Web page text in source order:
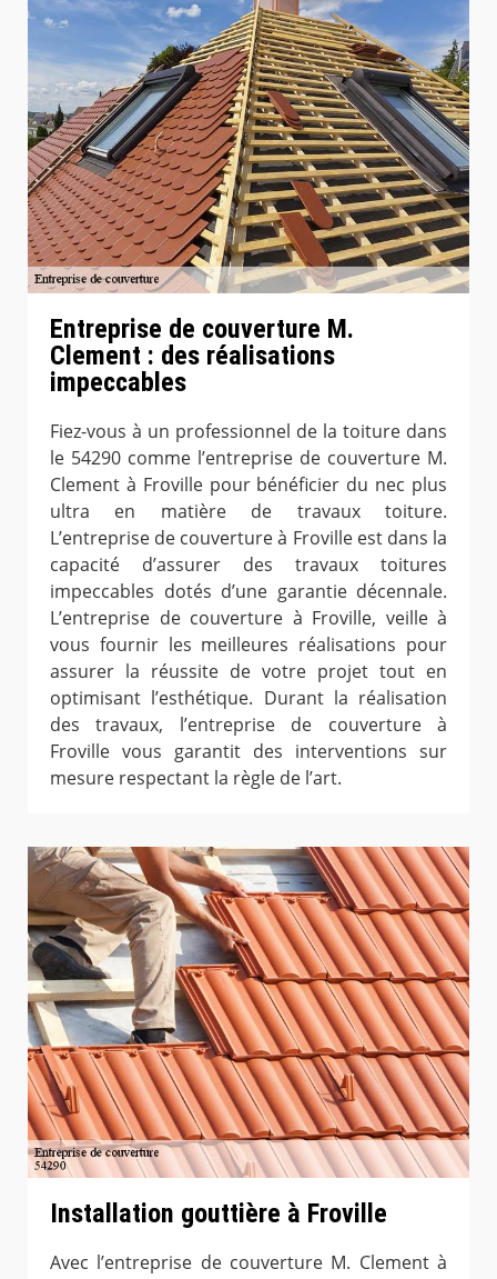
Entreprise de couverture M.
Clement : des réalisations
impeccables
Fiez-vous à un professionnel de la toiture dans
le 54290 comme l’entreprise de couverture M.
Clement à Froville pour bénéficier du nec plus
ultra en matière de travaux toiture.
L’entreprise de couverture à Froville est dans la
capacité d’assurer des travaux toitures
impeccables dotés d’une garantie décennale.
L’entreprise de couverture à Froville, veille à
vous fournir les meilleures réalisations pour
assurer la réussite de votre projet tout en
optimisant l’esthétique. Durant la réalisation
des travaux, l’entreprise de couverture à
Froville vous garantit des interventions sur
mesure respectant la règle de l’art.
Installation gouttière à Froville
Avec l’entreprise de couverture M. Clement à